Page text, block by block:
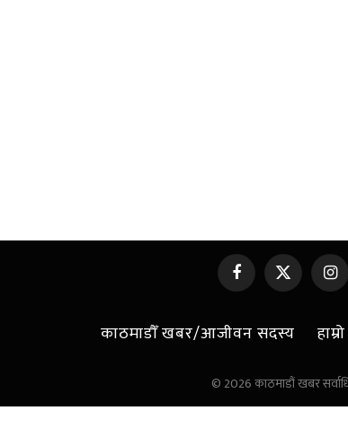
Facebook
X
काठमाडौँ खबर/आजीवन सदस्य
© 2026 काठमाडौं खबर